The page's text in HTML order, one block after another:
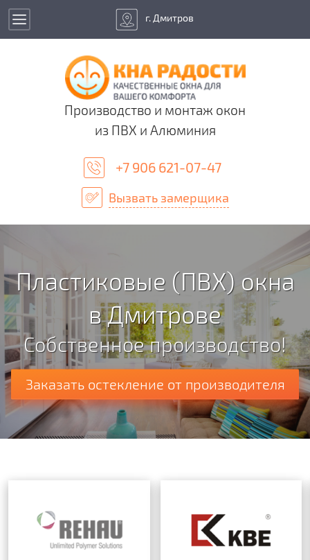
г. Дмитров
Производство и монтаж окон
из ПВХ и Алюминия
+7 906 621-07-47
Вызвать замерщика
Пластиковые (ПВХ) окна
в Дмитрове
Собственное производство!
Заказать остекление от производителя